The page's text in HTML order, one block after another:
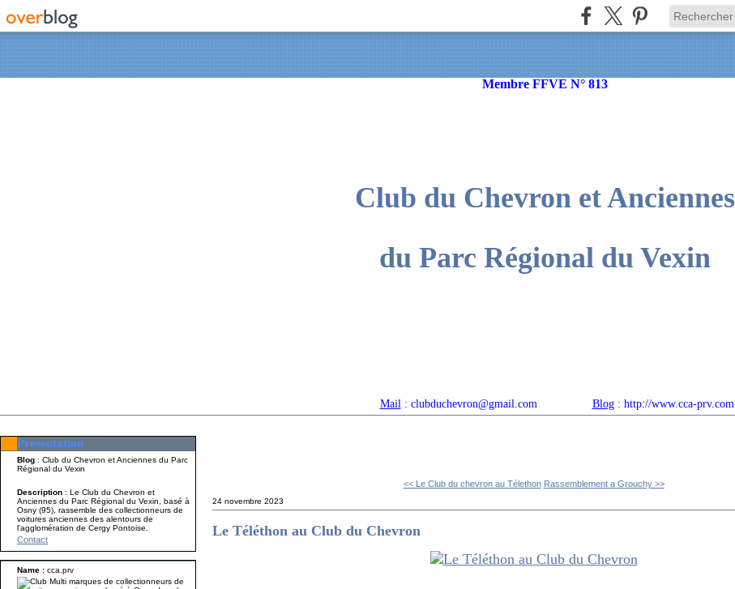
Membre FFVE N° 813
Club du Chevron et Anciennes
du Parc Régional du Vexin
Mail : clubduchevron@gmail.com Blog: http://www.cca-prv.com
Présentation
Blog : Club du Chevron et Anciennes du Parc
Régional du Vexin
Description: Le Club du Chevron et
Anciennes du Parc Régional du Vexin, basé à
Osny (95), rassemble des collectionneurs de
voitures anciennes des alentours de
l'agglomération de Cergy Pontoise.
Contact
Name :cca.prv
<< Le Club du chevron au Télethon Rassemblement a Grouchy >>
24 novembre 2023
Le Téléthon au Club du Chevron